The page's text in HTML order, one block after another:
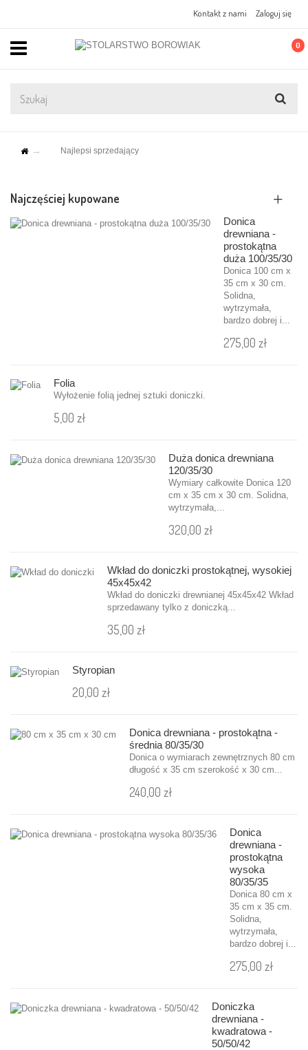
Zaloguj się
Kontakt z nami
0
Najlepsi sprzedający
Najczęściej kupowane
Donica
drewniana -
prostokątna
duża 100/35/30
Donica 100 cm x
35 cm x 30 cm.
Solidna,
wytrzymała,
bardzo dobrej i...
275,00 zł
Folia
Wyłożenie folią jednej sztuki doniczki.
5,00 zł
Duża donica drewniana
120/35/30
Wymiary całkowite Donica 120
cm x 35 cm x 30 cm. Solidna,
wytrzymała,...
320,00 zł
Wkład do doniczki prostokątnej, wysokiej
45x45x42
Wkład do doniczki drewnianej 45x45x42 Wkład
sprzedawany tylko z doniczką...
35,00 zł
Styropian
20,00 zł
Donica drewniana - prostokątna -
średnia 80/35/30
Donica o wymiarach zewnętrznych 80 cm
długość x 35 cm szerokość x 30 cm...
240,00 zł
Donica
drewniana -
prostokątna
wysoka
80/35/35
Donica 80 cm x
35 cm x 35 cm.
Solidna,
wytrzymała,
bardzo dobrej i...
275,00 zł
Doniczka
drewniana -
kwadratowa -
50/50/42